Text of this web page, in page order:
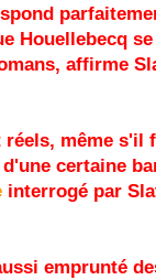
Houellebecq
affirme
même s'il
certaine
interrogé par
emprunté